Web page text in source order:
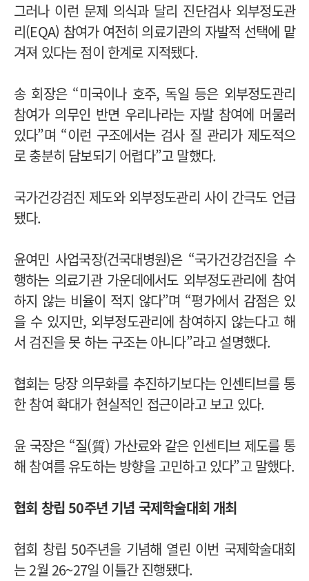
그러나 이런 문제 의식과 달리 진단검사 외부정도관
리(EQA) 참여가 여전히 의료기관의 자발적 선택에 맡
겨져 있다는 점이 한계로 지적됐다.
송 회장은 “미국이나 호주, 독일 등은 외부정도관리
참여가 의무인 반면 우리나라는 자발 참여에 머물러
있다”며 “이런 구조에서는 검사 질 관리가 제도적으
로 충분히 담보되기 어렵다”고 말했다.
국가건강검진 제도와 외부정도관리 사이 간극도 언급
됐다.
윤여민 사업국장(건국대병원)은 “국가건강검진을 수
행하는 의료기관 가운데에서도 외부정도관리에 참여
하지 않는 비율이 적지 않다”며 “평가에서 감점은 있
을 수 있지만, 외부정도관리에 참여하지 않는다고 해
서 검진을 못 하는 구조는 아니다”라고 설명했다.
협회는 당장 의무화를 추진하기보다는 인센티브를 통
한 참여 확대가 현실적인 접근이라고 보고 있다.
윤 국장은 “질(質) 가산료와 같은 인센티브 제도를 통
해 참여를 유도하는 방향을 고민하고 있다”고 말했다.
협회 창립 50주년 기념 국제학술대회 개최
협회 창립 50주년을 기념해 열린 이번 국제학술대회
는 2월 26~27일 이틀간 진행됐다.